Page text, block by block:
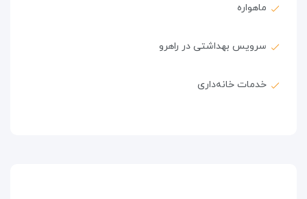
ماهواره
سرویس بهداشتی در راهرو
خدمات خانه‌داری